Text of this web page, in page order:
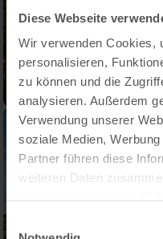
Diese Webseite
Wir verwenden Cookies,
personalisieren,
zu können und die
analysieren. Außerdem
Verwendung unserer
soziale Medien,
Partner führen diese
weiteren Daten